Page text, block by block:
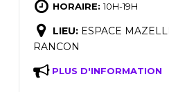
HORAIRE:10H-19H
LIEU: ESPACE
RANCON
PLUS D'INFORMATION